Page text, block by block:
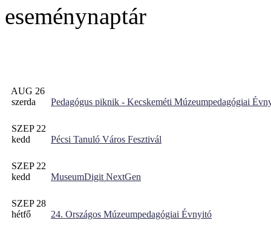
eseménynaptár
AUG 26
szerda
Pedagógus piknik - Kecskeméti Múzeumpedagógiai
SZEP 22
kedd
Pécsi Tanuló Város Fesztivál
SZEP 22
kedd
MuseumDigit NextGen
SZEP 28
hétfő
24. Országos Múzeumpedagógiai Évnyitó